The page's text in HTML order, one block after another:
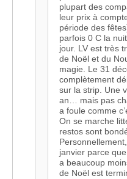
plupart des
leur prix à
période des
parfois 0 C la
jour. LV est très
de Noël et du
magie. Le 31
complètement
sur la strip. Une
an… mais pas
a foule comme
On se marche
restos sont
janvier parce
a beaucoup
de Noël est